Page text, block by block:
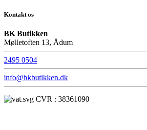
Kontakt os
BK Butikken
Mølletoften 13, Ådum
2495 0504
info@bkbutikken.dk
CVR : 38361090